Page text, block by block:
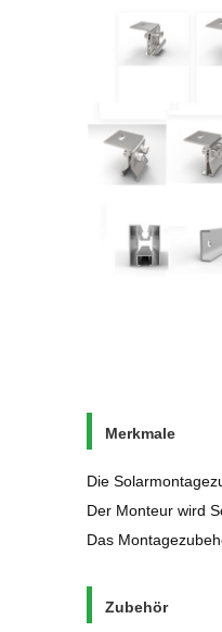
Merkmale
Die
Der Monteur wird
Das
Zubehör